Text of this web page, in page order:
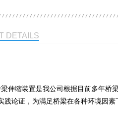
DETAILS
缩装置是我公司根据目前多年桥梁伸
践论证，为满足桥梁在各种环境因